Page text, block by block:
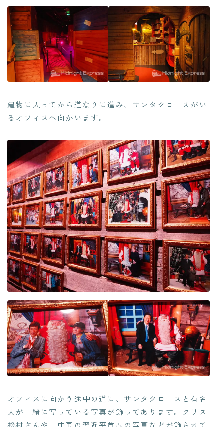
建物に入ってから道なりに進み、サンタクロースがい
るオフィスへ向かいます。
オフィスに向かう途中の道に、サンタクロースと有名
人が一緒に写っている写真が飾ってあります。クリス
松村さんや、中国の習近平首席の写真などが飾られて